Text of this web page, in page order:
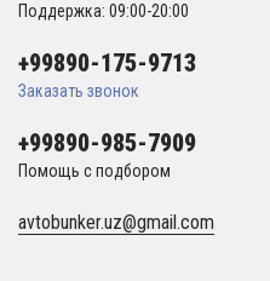
Поддержка: 09:00-20:00
+99890-175-9713
Заказать звонок
+99890-985-7909
Помощь с подбором
avtobunker.uz@gmail.com